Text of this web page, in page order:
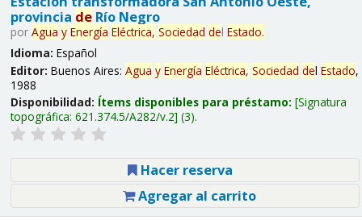
provincia deRío Negro
por Agua y Energía Eléctrica, Sociedad del Estado.
Idioma: Español
Editor: Buenos Aires: Agua y Energía Eléctrica, Sociedad del Estado,
1988
Disponibilidad: Ítems disponibles para préstamo: Signatura
topográfica: 621.374.5/A282/v.2 (3).
Hacer reserva
Agregar al carrito